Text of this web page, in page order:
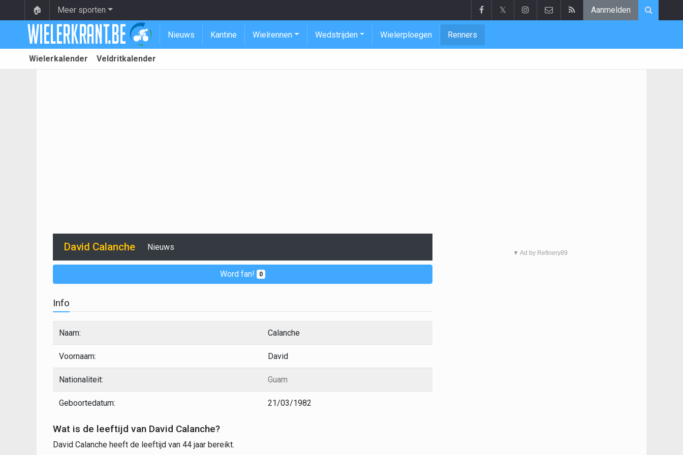
🏠 Meer sporten 𝕏 Aanmelden
Nieuws Kantine Wielrennen Wedstrijden Wielerploegen Renners
Wielerkalender Veldritkalender
David Calanche Nieuws
Word fan! 0
Info
Naam: Calanche
Voornaam: David
Nationaliteit: Guam
Geboortedatum: 21/03/1982
Wat is de leeftijd van David Calanche?
David Calanche heeft de leeftijd van 44 jaar bereikt.
▼ Ad by Refinery89